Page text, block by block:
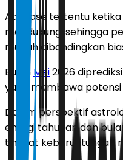
Ada fase tertentu
mendukung, sehingga
mudah dibandingkan
Bulan Mei2026
yang membawa
Dalam perspektif
energi tahunan dan
tingkat keberuntungan